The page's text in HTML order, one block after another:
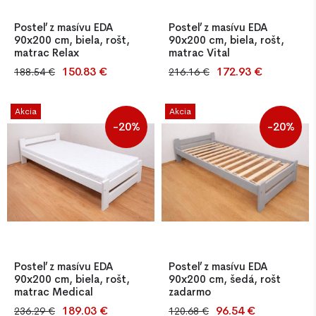
Posteľ z masívu EDA
90x200 cm, biela, rošt,
matrac Relax
Kvalitná jednolôžková posteľ
25–27 mm, farba biela, s
latkovým roštom. Jednoduchá
montáž, stabilná konštrukcia.
Súčasťou je aj PUR matrac T-
25 so snímateľným poť
188.54 € 150.83 €
Posteľ z masívu EDA
90x200 cm, biela, rošt,
matrac Vital
Kvalitná jednolôžková posteľ
25–27 mm, farba biela, s
latkovým roštom. Jednoduchá
montáž, stabilná konštrukcia.
Súčasťou je aj PUR matrac T-
25 so snímateľným poť
216.16 € 172.93 €
Akcia
-20%
Posteľ z masívu EDA
90x200 cm, biela, rošt,
matrac Medical
Kvalitná jednolôžková posteľ
236.29 € 189.03 €
Akcia
-20%
Posteľ z masívu EDA
90x200 cm, šedá, rošt
zadarmo
Kvalitná jednolôžková posteľ
120.68 € 96.54 €